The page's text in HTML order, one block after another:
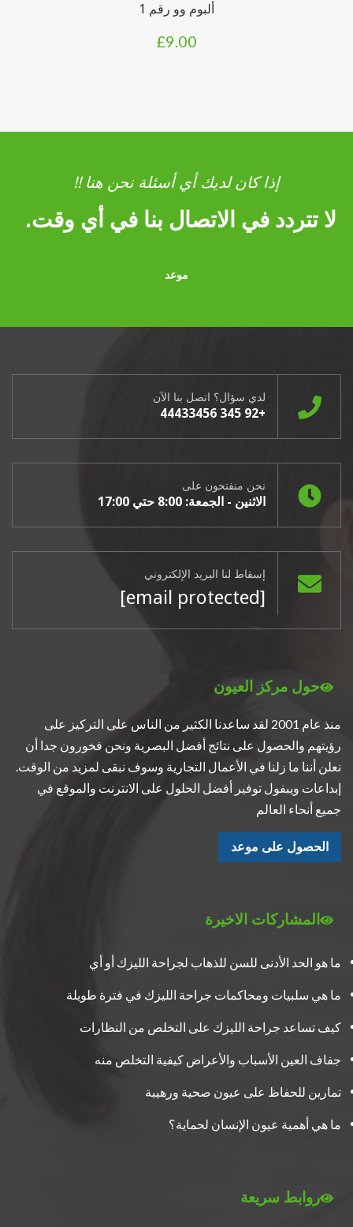
ألبوم وو رقم 1
£9.00
إذا كان لديك أي أسئلة نحن هنا !!
لا تتردد في الاتصال بنا في أي وقت.
موعد
لدي سؤال؟ اتصل بنا الآن
+92 345 44433456
نحن منفتحون على
الاثنين - الجمعة: 8:00 حتي 17:00
إسقاط لنا البريد الإلكتروني
[email protected]
حول مركز العيون
منذ عام 2001 لقد ساعدنا الكثير من الناس على التركيز على
رؤيتهم والحصول على نتائج أفضل البصرية ونحن فخورون جدا أن
نعلن أننا ما زلنا في الأعمال التجارية وسوف نبقى لمزيد من الوقت.
إبداعات ويبفول توفير أفضل الحلول على الانترنت والموقع في
جميع أنحاء العالم
الحصول على موعد
المشاركات الاخيرة
ما هو الحد الأدنى للسن للذهاب لجراحة الليزك أو أي
ما هي سلبيات ومحاكمات جراحة الليزك في فترة طويلة
كيف تساعد جراحة الليزك على التخلص من النظارات
جفاف العين الأسباب والأعراض كيفية التخلص منه
تمارين للحفاظ على عيون صحية ورهيبة
ما هي أهمية عيون الإنسان لحماية؟
روابط سريعة